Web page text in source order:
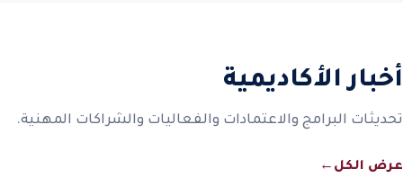
أخبار الأكاديمية
تحديثات البرامج والاعتمادات والفعاليات والشراكات المهنية.
عرض الكل ←